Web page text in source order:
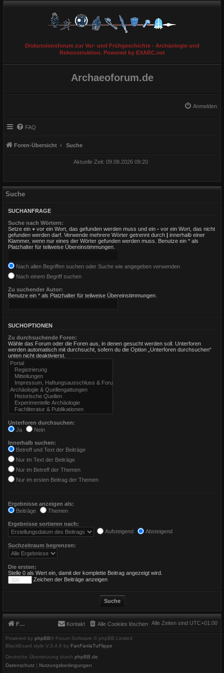
Diskussionsforum zur Vor- und Frühgeschichte - Archäologie und
Rekonstruktion. Powered by EXARC.net
Archaeoforum.de
Anmelden
FAQ
Foren-Übersicht Suche
Aktuelle Zeit: 09.08.2026 09:20
Suche
SUCHANFRAGE
Suche nach Wörtern:
Setze ein + vor ein Wort, das gefunden werden muss und ein - vor ein Wort, das nicht
gefunden werden darf. Verwende mehrere Wörter getrennt durch
innerhalb einer
Klammer, wenn nur eines der Wörter gefunden werden muss. Benutze ein * als
Platzhalter für teilweise Übereinstimmungen.
Nach allen Begriffen suchen oder Suche wie angegeben verwenden
Nach einem Begriff suchen
Zu suchender Autor:
Benutze ein * als Platzhalter für teilweise Übereinstimmungen.
SUCHOPTIONEN
Zu durchsuchende Foren:
Wähle das Forum oder die Foren aus, in denen gesucht werden soll. Unterforen
werden automatisch mit durchsucht, sofern du die Option „Unterforen durchsuchen“
unten nicht deaktivierst.
Unterforen durchsuchen:
Ja
Nein
Innerhalb suchen:
Betreff und Text der Beiträge
Nur im Text der Beiträge
Nur im Betreff der Themen
Nur im ersten Beitrag der Themen
Ergebnisse anzeigen als:
Beiträge
Themen
Ergebnisse sortieren nach:
Aufsteigend
Absteigend
Suchzeitraum begrenzen:
Die ersten:
Stelle 0 als Wert ein, damit der komplette Beitrag angezeigt wird.
Zeichen der Beiträge anzeigen
Foren-Übersicht Alle Zeiten sind UTC+01:00
Alle Cookies löschen
Kontakt
Powered by phpBB® Forum Software © phpBB Limited
BlackBoard style V.3.4.6 by FanFanlaTuFlippe
Deutsche Übersetzung durch phpBB.de
Datenschutz | Nutzungsbedingungen